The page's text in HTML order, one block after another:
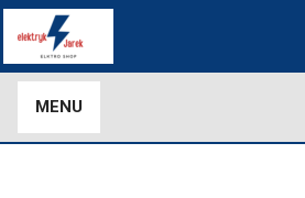
MENU